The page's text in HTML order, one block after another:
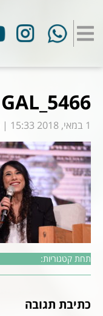
GAL_5466
1 במאי, 2018 15:33 |
תחת קטגוריות:
כתיבת תגובה